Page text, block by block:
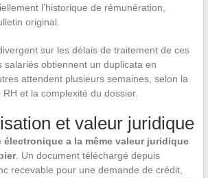
l’historique de rémunération,
original.
sur les délais de traitement de ces
salariés obtiennent un duplicata en
attendent plusieurs semaines, selon la
et la complexité du dossier.
et valeur juridique
électronique a la même valeur juridique
. Un document téléchargé depuis
recevable pour une demande de crédit,